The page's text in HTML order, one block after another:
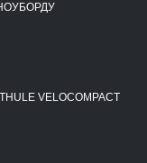
VELOCOMPACT